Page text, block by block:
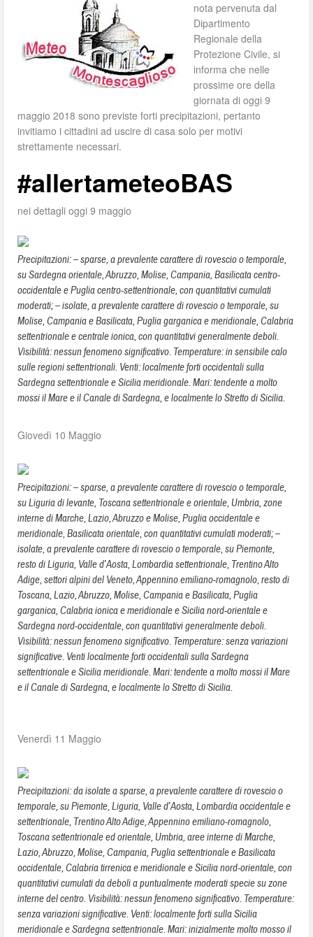
nota pervenuta dal
Dipartimento
Regionale della
Protezione Civile, si
informa che nelle
prossime ore della
giornata di oggi 9
maggio 2018 sono previste forti precipitazioni, pertanto
invitiamo i cittadini ad uscire di casa solo per motivi
strettamente necessari.
#allertameteoBAS
nei dettagli oggi 9 maggio
Precipitazioni: – sparse, a prevalente carattere di rovescio o temporale,
su Sardegna orientale, Abruzzo, Molise, Campania, Basilicata centro-
occidentale e Puglia centro-settentrionale, con quantitativi cumulati
moderati; – isolate, a prevalente carattere di rovescio o temporale, su
Molise, Campania e Basilicata, Puglia garganica e meridionale, Calabria
settentrionale e centrale ionica, con quantitativi generalmente deboli.
Visibilità: nessun fenomeno significativo. Temperature: in sensibile calo
sulle regioni settentrionali. Venti: localmente forti occidentali sulla
Sardegna settentrionale e Sicilia meridionale. Mari: tendente a molto
mossi il Mare e il Canale di Sardegna, e localmente lo Stretto di Sicilia.
Giovedì 10 Maggio
Precipitazioni: – sparse, a prevalente carattere di rovescio o temporale,
su Liguria di levante, Toscana settentrionale e orientale, Umbria, zone
interne di Marche, Lazio, Abruzzo e Molise, Puglia occidentale e
meridionale, Basilicata orientale, con quantitativi cumulati moderati; –
isolate, a prevalente carattere di rovescio o temporale, su Piemonte,
resto di Liguria, Valle d’Aosta, Lombardia settentrionale, Trentino Alto
Adige, settori alpini del Veneto, Appennino emiliano-romagnolo, resto di
Toscana, Lazio, Abruzzo, Molise, Campania e Basilicata, Puglia
garganica, Calabria ionica e meridionale e Sicilia nord-orientale e
Sardegna nord-occidentale, con quantitativi generalmente deboli.
Visibilità: nessun fenomeno significativo. Temperature: senza variazioni
significative. Venti localmente forti occidentali sulla Sardegna
settentrionale e Sicilia meridionale. Mari: tendente a molto mossi il Mare
e il Canale di Sardegna, e localmente lo Stretto di Sicilia.
Venerdì 11 Maggio
Precipitazioni: da isolate a sparse, a prevalente carattere di rovescio o
temporale, su Piemonte, Liguria, Valle d’Aosta, Lombardia occidentale e
settentrionale, Trentino Alto Adige, Appennino emiliano-romagnolo,
Toscana settentrionale ed orientale, Umbria, aree interne di Marche,
Lazio, Abruzzo, Molise, Campania, Puglia settentrionale e Basilicata
occidentale, Calabria tirrenica e meridionale e Sicilia nord-orientale, con
quantitativi cumulati da deboli a puntualmente moderati specie su zone
interne del centro. Visibilità: nessun fenomeno significativo. Temperature:
senza variazioni significative. Venti: localmente forti sulla Sicilia
meridionale e Sardegna settentrionale. Mari: inizialmente molto mosso il